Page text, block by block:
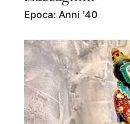
Epoca: Anni '40